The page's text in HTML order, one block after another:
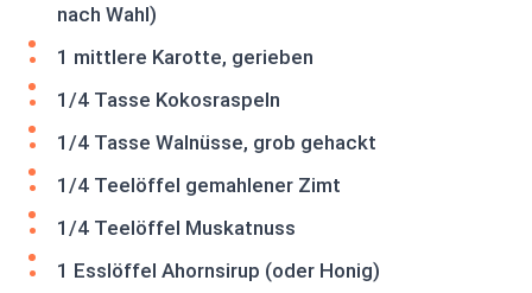
nach Wahl)
1 mittlere Karotte, gerieben
1/4 Tasse Kokosraspeln
1/4 Tasse Walnüsse, grob gehackt
1/4 Teelöffel gemahlener Zimt
1/4 Teelöffel Muskatnuss
1 Esslöffel Ahornsirup (oder Honig)